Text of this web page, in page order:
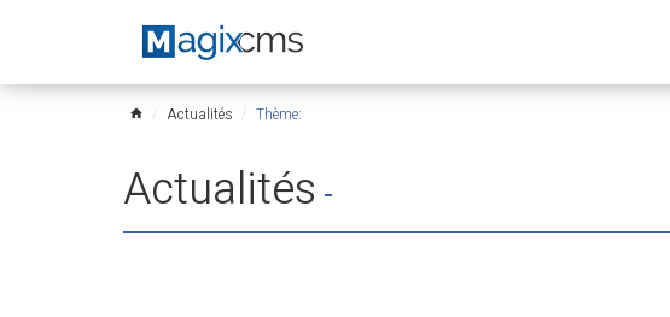
home Actualités Thème:
Actualités -